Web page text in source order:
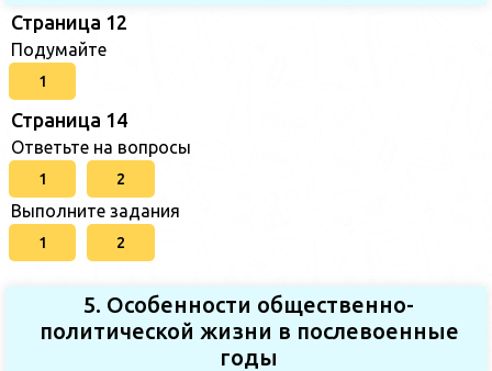
Страница 12
Подумайте
1
Страница 14
Ответьте на вопросы
1 2
Выполните задания
1 2
5. Особенности общественно-
политической жизни в послевоенные
годы